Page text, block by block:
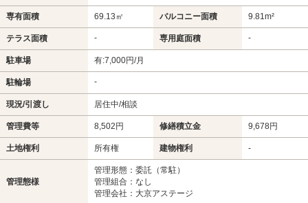
専有面積 69.13㎡ バルコニー面積 9.81m²
テラス面積 - 専用庭面積 -
駐車場 有:7,000円/月
駐輪場 -
現況/引渡し 居住中/相談
管理費等 8,502円 修繕積立金 9,678円
土地権利 所有権 建物権利 -
管理態様
管理形態：委託（常駐）
管理組合：なし
管理会社：大京アステージ